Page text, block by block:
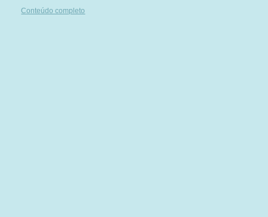
Conteúdo completo